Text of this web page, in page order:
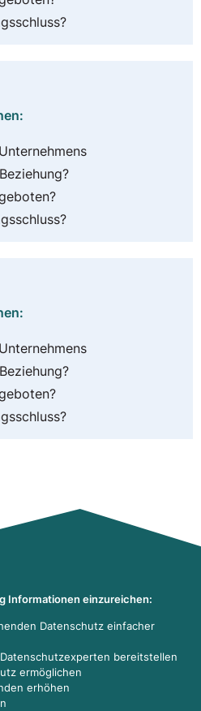
Informationen einzureichen:
Datenschutz einfacher
bereitstellen
ermöglichen
erhöhen